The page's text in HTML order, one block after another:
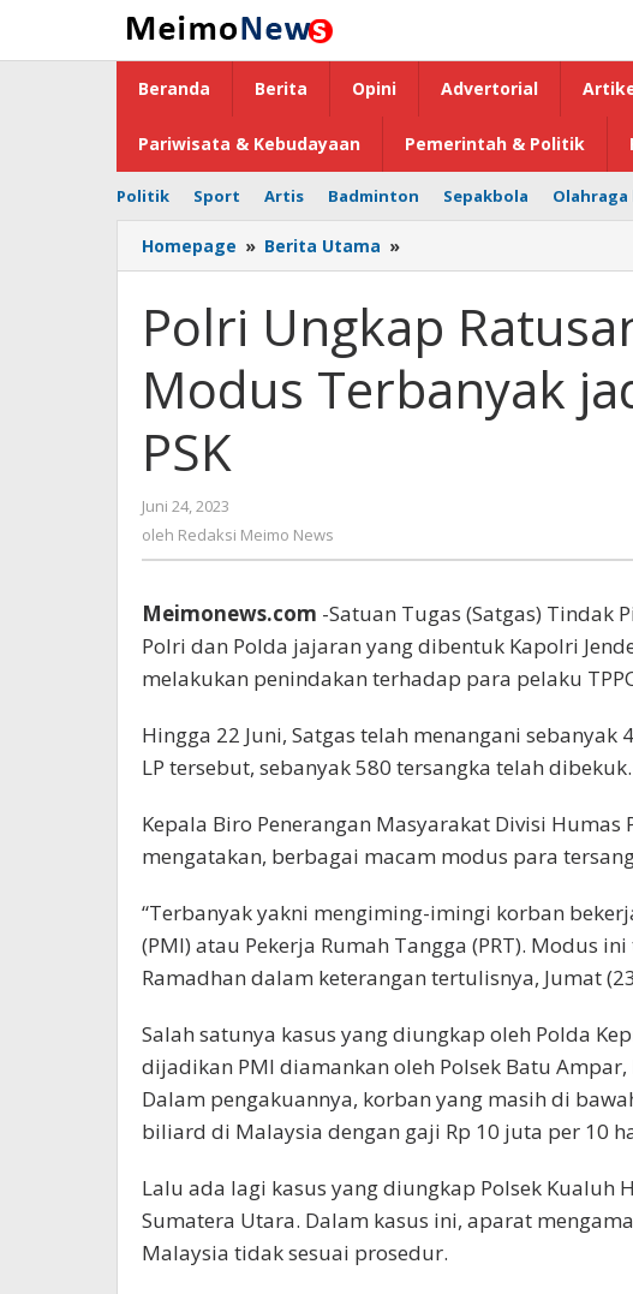
konten
Beranda Berita Opini Advertorial
Pariwisata & Kebudayaan Pemerintah & Politik
Politik Sport Artis Badminton Sepakbola
Homepage » Berita Utama »
Ungkap
Kasus
TPPO,
Modus
Terbanyak
Polri Ungkap
Modus Terbanyak
PSK
Juni 24, 2023
Redaksi
oleh Redaksi Meimo News
Meimonews.com -Satuan Tugas (Satgas) Tindak
Polri dan Polda jajaran yang dibentuk Kapolri
melakukan penindakan terhadap para pelaku
Hingga 22 Juni, Satgas telah menangani sebanyak
LP tersebut, sebanyak 580 tersangka telah dibekuk.
Kepala Biro Penerangan Masyarakat Divisi
mengatakan, berbagai macam modus para
“Terbanyak yakni mengiming-imingi korban
(PMI) atau Pekerja Rumah Tangga (PRT). Modus
Ramadhan dalam keterangan tertulisnya, Jumat
Salah satunya kasus yang diungkap oleh Polda
dijadikan PMI diamankan oleh Polsek Batu
Dalam pengakuannya, korban yang masih di
biliard di Malaysia dengan gaji Rp 10 juta per 10
Lalu ada lagi kasus yang diungkap Polsek Kualuh
Sumatera Utara. Dalam kasus ini, aparat
Malaysia tidak sesuai prosedur.